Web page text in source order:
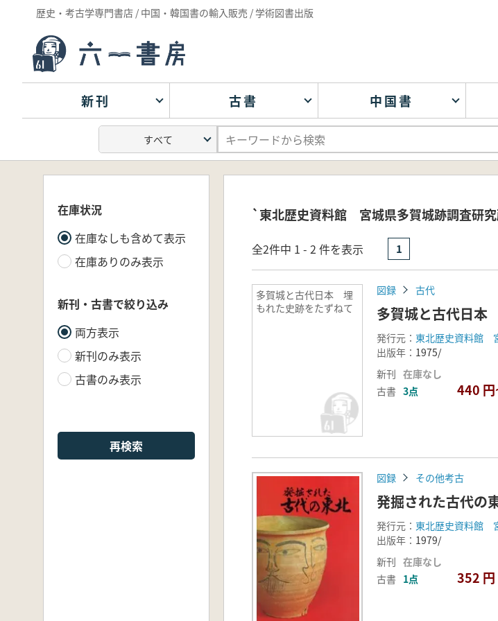
歴史・考古学専門書店 / 中国・韓国書の輸入販売 / 学術図書出版
新刊 古書 中国書
在庫状況
在庫なしも含めて表示
在庫ありのみ表示
新刊・古書で絞り込み
両方表示
新刊のみ表示
古書のみ表示
再検索
`東北歴史資料館 宮城県多賀城跡調査研
全2件中 1 - 2 件を表示 1
多賀城と古代日本 埋
もれた史跡をたずねて
図録 古代
多賀城と古代日本
発行元： 東北歴史資料館
出版年： 1975/
新刊 在庫なし
古書 3点 440 円
図録 その他考古
発掘された古代の
発行元： 東北歴史資料館
出版年： 1979/
新刊 在庫なし
古書 1点 352 円